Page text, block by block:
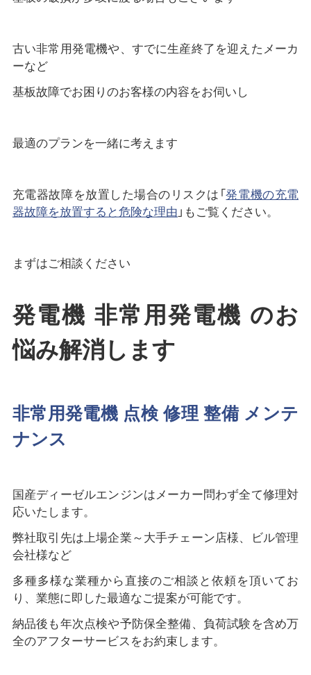
古い非常用発電機や、すでに生産終了を迎えたメーカ
ーなど
基板故障でお困りのお客様の内容をお伺いし
最適のプランを一緒に考えます
充電器故障を放置した場合のリスクは「発電機の充電
器故障を放置すると危険な理由 」もご覧ください。
まずはご相談ください
発電機 非常用発電機 のお
悩み解消します
非常用発電機 点検 修理 整備 メンテ
ナンス
国産ディーゼルエンジンはメーカー問わず全て修理対
応いたします。
弊社取引先は上場企業～大手チェーン店様、ビル管理
会社様など
多種多様な業種から直接のご相談と依頼を頂いてお
り、業態に即した最適なご提案が可能です。
納品後も年次点検や予防保全整備、負荷試験を含め万
全のアフターサービスをお約束します。